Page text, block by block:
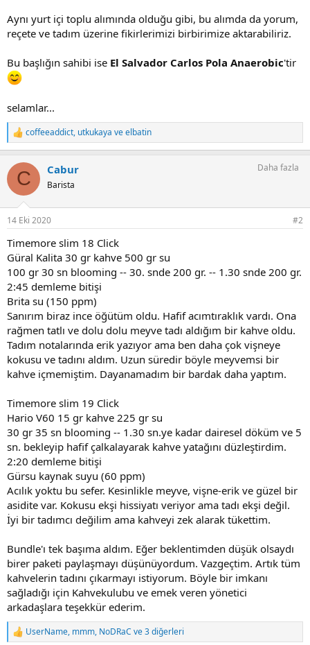
Aynı yurt içi toplu alımında olduğu gibi, bu alımda da yorum,
reçete ve tadım üzerine fikirlerimizi birbirimize aktarabiliriz.
Bu başlığın sahibi ise El Salvador Carlos Pola Anaerobic'tir
selamlar...
T
e
k
l
:
coffeeaddict, utkukaya veelbatin
C Cabur
Barista
Daha fazla
14 Eki 2020 #2
Timemore slim 18 Click
Güral Kalita 30 gr kahve 500 gr su
100 gr 30 sn blooming -- 30. snde 200 gr. -- 1.30 snde 200 gr.
2:45 demleme bitişi
Brita su (150 ppm)
Sanırım biraz ince öğütüm oldu. Hafif acımtıraklık vardı. Ona
rağmen tatlı ve dolu dolu meyve tadı aldığım bir kahve oldu.
Tadım notalarında erik yazıyor ama ben daha çok vişneye
kokusu ve tadını aldım. Uzun süredir böyle meyvemsi bir
kahve içmemiştim. Dayanamadım bir bardak daha yaptım.
Timemore slim 19 Click
Hario V60 15 gr kahve 225 gr su
30 gr 35 sn blooming -- 1.30 sn.ye kadar dairesel döküm ve 5
sn. bekleyip hafif çalkalayarak kahve yatağını düzleştirdim.
2:20 demleme bitişi
Gürsu kaynak suyu (60 ppm)
Acılık yoktu bu sefer. Kesinlikle meyve, vişne-erik ve güzel bir
asidite var. Kokusu ekşi hissiyatı veriyor ama tadı ekşi değil.
İyi bir tadımcı değilim ama kahveyi zek alarak tükettim.
Bundle'ı tek başıma aldım. Eğer beklentimden düşük olsaydı
birer paketi paylaşmayı düşünüyordum. Vazgeçtim. Artık tüm
kahvelerin tadını çıkarmayı istiyorum. Böyle bir imkanı
sağladığı için Kahvekulubu ve emek veren yönetici
arkadaşlara teşekkür ederim.
T
UserName, mmm, NoDRaC ve 3 diğerleri